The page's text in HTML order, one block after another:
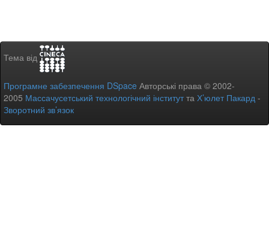
Тема від
Програмне забезпечення DSpace Авторські права © 2002-
2005 Массачусетський технологічний інститутта Х’юлет Пакард -
Зворотний зв’язок